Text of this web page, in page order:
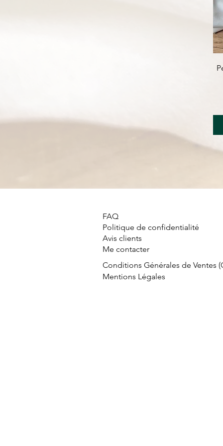
FAQ
Politique de confidentialité
Avis clients
Me contacter
Conditions Générales de Ventes
Mentions Légales